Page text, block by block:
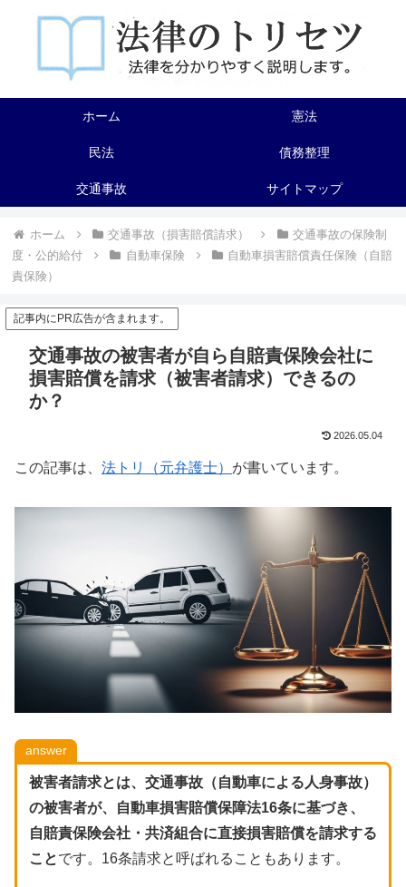
ホーム 憲法
民法 債務整理
交通事故 サイトマップ
ホーム 交通事故（損害賠償請求）
交通事故の保険制
度・公的給付
自動車保険
自動車損害賠償責任保険（自賠
責保険）
記事内にPR広告が含まれます。
交通事故の被害者が自ら自賠責保険会社に
損害賠償を請求（被害者請求）できるの
か？
2026.05.04
この記事は、 法トリ（元弁護士） が書いています。
answer
被害者請求とは、交通事故（自動車による人身事故）
の被害者が、自動車損害賠償保障法16条に基づき、
自賠責保険会社・共済組合に直接損害賠償を請求する
ことです。16条請求と呼ばれることもあります。